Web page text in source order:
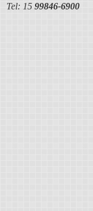
Tel: 15 99846-6900